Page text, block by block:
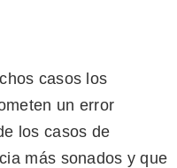
casos los
un error
los casos de
más sonados y que